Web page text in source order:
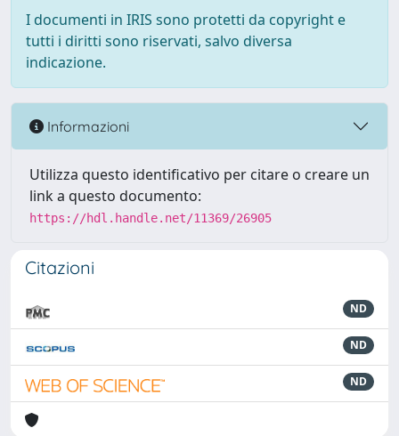
I documenti in IRIS sono protetti da copyright e
tutti i diritti sono riservati, salvo diversa
indicazione.
Informazioni
Utilizza questo identificativo per citare o creare un
link a questo documento:
https://hdl.handle.net/11369/26905
Citazioni
ND
ND
ND